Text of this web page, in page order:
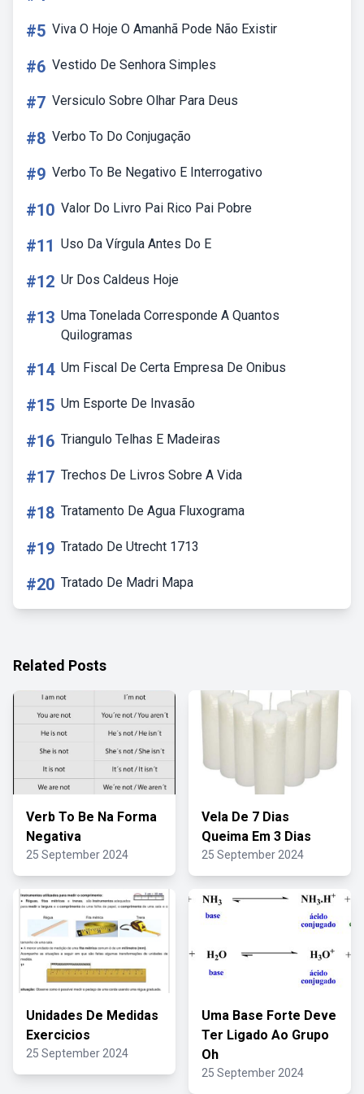
#5 Viva O Hoje O Amanhã Pode Não Existir
#6 Vestido De Senhora Simples
#7 Versiculo Sobre Olhar Para Deus
#8 Verbo To Do Conjugação
#9 Verbo To Be Negativo E Interrogativo
#10 Valor Do Livro Pai Rico Pai Pobre
#11 Uso Da Vírgula Antes Do E
#12 Ur Dos Caldeus Hoje
#13 Uma Tonelada Corresponde A Quantos
Quilogramas
#14 Um Fiscal De Certa Empresa De Onibus
#15 Um Esporte De Invasão
#16 Triangulo Telhas E Madeiras
#17 Trechos De Livros Sobre A Vida
#18 Tratamento De Agua Fluxograma
#19 Tratado De Utrecht 1713
#20 Tratado De Madri Mapa
Related Posts
Verb To Be Na Forma
Negativa
25 September 2024
Vela De 7 Dias
Queima Em 3 Dias
25 September 2024
Unidades De Medidas
Exercicios
25 September 2024
Uma Base Forte Deve
Ter Ligado Ao Grupo
Oh
25 September 2024